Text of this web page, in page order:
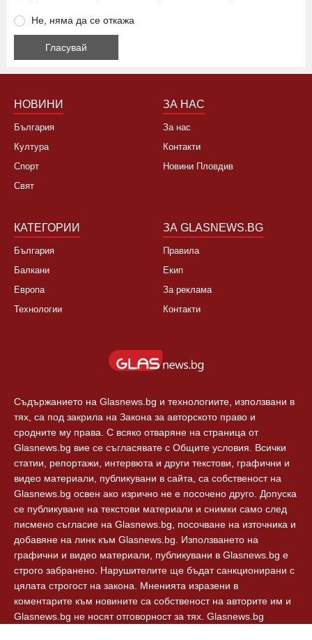
Не, няма да се откажа
НОВИНИ
България
Култура
Спорт
Свят
ЗА НАС
За нас
Контакти
Новини Пловдив
КАТЕГОРИИ
България
Балкани
Европа
Технологии
ЗА GLASNEWS.BG
Правила
Екип
За реклама
Контакти
Съдържанието на Glasnews.bg и технологиите, използвани в
тях, са под закрила на Закона за авторското право и
сродните му права. С всяко отваряне на страница от
Glasnews.bg вие се съгласявате с Общите условия. Всички
статии, репортажи, интервюта и други текстови, графични и
видео материали, публикувани в сайта, са собственост на
Glasnews.bg освен ако изрично не е посочено друго. Допуска
се публикуване на текстови материали и снимки само след
писмено съгласие на Glasnews.bg, посочване на източника и
добавяне на линк към Glasnews.bg. Използването на
графични и видео материали, публикувани в Glasnews.bg е
строго забранено. Нарушителите ще бъдат санкционирани с
цялата строгост на закона. Мненията изразени в
коментарите към новините са собственост на авторите им и
Glasnews.bg не носят отговорност за тях. Glasnews.bg